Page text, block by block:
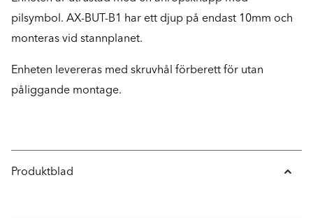
pilsymbol. AX-­BUT-B1 har ett djup på endast 10mm och
monteras vid stannplanet.
Enheten levereras med skruvhål förberett för utan
påliggande montage.
Produktblad